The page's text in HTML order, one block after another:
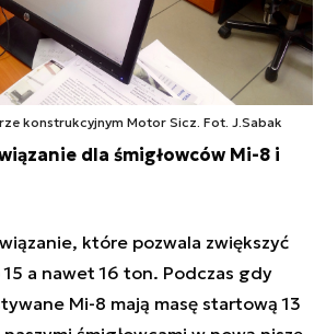
konstrukcyjnym Motor Sicz. Fot. J.Sabak
dla śmigłowców Mi-8 i
które pozwala zwiększyć
a nawet 16 ton. Podczas gdy
Mi-8 mają masę startową 13